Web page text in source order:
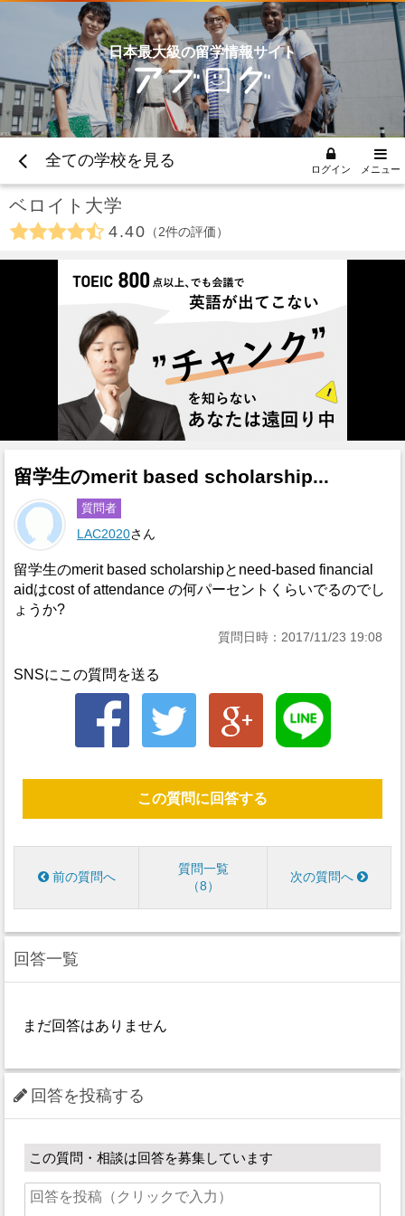
日本最大級の留学情報サイト
全ての学校を見る ログイン メニュー
ベロイト大学
4.40 2件の評価
留学生のmerit based scholarship...
質問者
LAC2020さん
留学生のmerit based scholarshipとneed-based financial
aidはcost of attendance の何パーセントくらいでるのでし
ょうか?
質問日時：2017/11/23 19:08
SNSにこの質問を送る
この質問に回答する
前の質問へ
質問一覧
8
次の質問へ
回答一覧
まだ回答はありません
回答を投稿する
この質問・相談は回答を募集しています